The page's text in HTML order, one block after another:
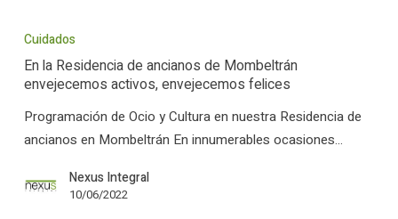
la
de
de
Mombeltrán
envejecemos
activos,
Cuidados
En la Residencia de ancianos de Mombeltrán
envejecemos activos, envejecemos felices
Programación de Ocio y Cultura en nuestra Residencia de
ancianos en Mombeltrán En innumerables ocasiones…
Nexus Integral
10/06/2022